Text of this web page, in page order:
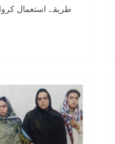
طریقے استعمال